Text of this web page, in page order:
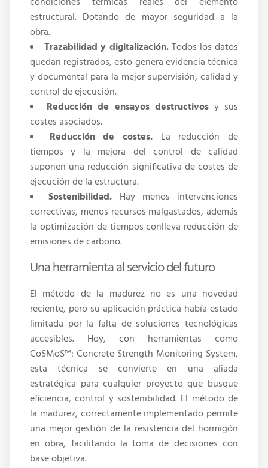
estructural. Dotando de mayor seguridad a la
obra.
Trazabilidad y digitalización.Todos los datos
quedan registrados, esto genera evidencia técnica
y documental para la mejor supervisión, calidad y
control de ejecución.
Reducción de ensayos destructivos y sus
costes asociados.
Reducción de costes. La reducción de
tiempos y la mejora del control de calidad
suponen una reducción significativa de costes de
ejecución de la estructura.
Sostenibilidad. Hay menos intervenciones
correctivas, menos recursos malgastados, además
la optimización de tiempos conlleva reducción de
emisiones de carbono.
Una herramienta al servicio del futuro
El método de la madurez no es una novedad
reciente, pero su aplicación práctica había estado
limitada por la falta de soluciones tecnológicas
accesibles. Hoy, con herramientas como
CoSMoS™: Concrete Strength Monitoring System,
esta técnica se convierte en una aliada
estratégica para cualquier proyecto que busque
eficiencia, control y sostenibilidad. El método de
la madurez, correctamente implementado permite
una mejor gestión de la resistencia del hormigón
en obra, facilitando la toma de decisiones con
base objetiva.